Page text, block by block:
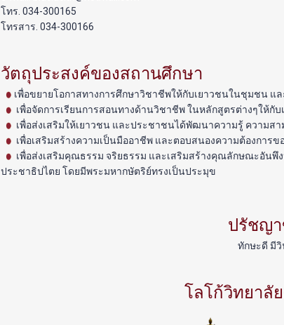
โทร. 034-300165
โทรสาร. 034-300166
วัตถุประสงค์ของสถานศึกษา
เพื่อขยายโอกาสทางการศึกษาวิชาชีพให้กับเยาวชนในชุมชน แ
เพื่อจัดการเรียนการสอนทางด้านวิชาชีพ ในหลักสูตรต่างๆให้
เพื่อส่งเสริมให้เยาวชน และประชาชนได้พัฒนาความรู้ ความ
เพื่อเสริมสร้างความเป็นมืออาชีพ และตอบสนองความต้องการ
เพื่อส่งเสริมคุณธรรม จริยธรรม และเสริมสร้างคุณลักษณะอันพึ
ประชาธิปไตย โดยมีพระมหากษัตริย์ทรงเป็นประมุข
ปรัชญ
ทักษะดี มี
โลโก้วิทยา